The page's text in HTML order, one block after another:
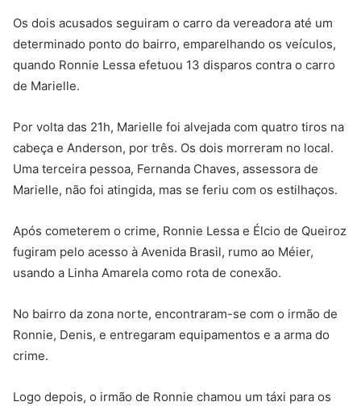
Os dois acusados seguiram o carro da vereadora até um
determinado ponto do bairro, emparelhando os veículos,
quando Ronnie Lessa efetuou 13 disparos contra o carro
de Marielle.
Por volta das 21h, Marielle foi alvejada com quatro tiros na
cabeça e Anderson, por três. Os dois morreram no local.
Uma terceira pessoa, Fernanda Chaves, assessora de
Marielle, não foi atingida, mas se feriu com os estilhaços.
Após cometerem o crime, Ronnie Lessa e Élcio de Queiroz
fugiram pelo acesso à Avenida Brasil, rumo ao Méier,
usando a Linha Amarela como rota de conexão.
No bairro da zona norte, encontraram-se com o irmão de
Ronnie, Denis, e entregaram equipamentos e a arma do
crime.
Logo depois, o irmão de Ronnie chamou um táxi para os